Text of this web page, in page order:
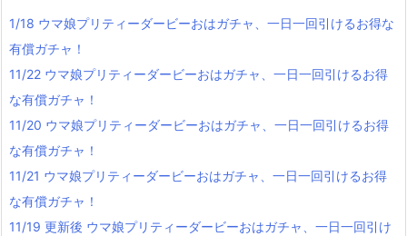
1/18 ウマ娘プリティーダービーおはガチャ、一日一回引けるお得な
有償ガチャ！
11/22 ウマ娘プリティーダービーおはガチャ、一日一回引けるお得
な有償ガチャ！
11/20 ウマ娘プリティーダービーおはガチャ、一日一回引けるお得
な有償ガチャ！
11/21 ウマ娘プリティーダービーおはガチャ、一日一回引けるお得
な有償ガチャ！
11/19 更新後 ウマ娘プリティーダービーおはガチャ、一日一回引け